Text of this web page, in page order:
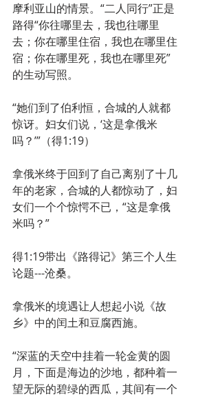
摩利亚山的情景。“二人同行”正是
路得“你往哪里去，我也往哪里
去；你在哪里住宿，我也在哪里住
宿；你在哪里死，我也在哪里死”
的生动写照。
“她们到了伯利恒，合城的人就都
惊讶。妇女们说，‘这是拿俄米
吗？’”（得1:19）
拿俄米终于回到了自己离别了十几
年的老家，合城的人都惊动了，妇
女们一个个惊愕不已，“这是拿俄
米吗？”
得1:19带出《路得记》第三个人生
论题---沧桑。
拿俄米的境遇让人想起小说《故
乡》中的闰土和豆腐西施。
“深蓝的天空中挂着一轮金黄的圆
月，下面是海边的沙地，都种着一
望无际的碧绿的西瓜，其间有一个